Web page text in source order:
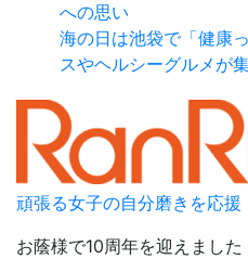
への思い
海の日は池袋で「健康
スやヘルシーグルメが
頑張る女子の自分磨きを応援
お蔭様で10周年を迎えました